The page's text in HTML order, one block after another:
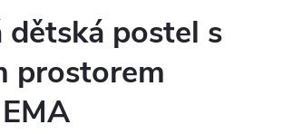
dětská postel s
prostorem